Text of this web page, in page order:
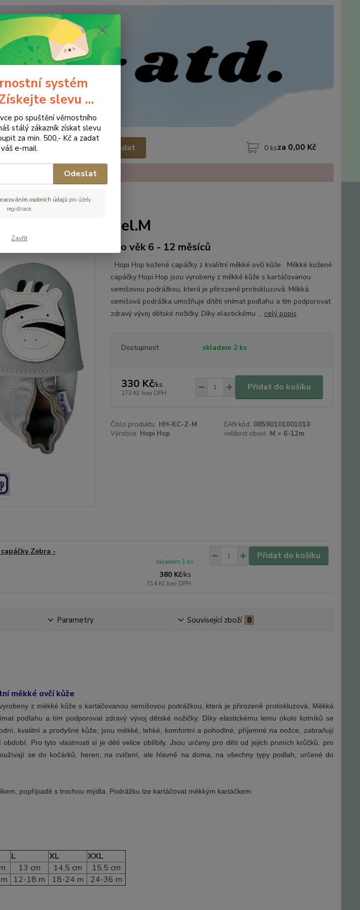
ZBOŹÍ KONTAKTY
Hledat 0 ksza 0,00 Kč
Hop Kožené capáčky Zebra - vel.M
Zebra - vel.M
pro věk 6 - 12 měsíců
Hopi Hop kožené capáčky z kvalitní měkké ovčí kůže Měkké kožené
capáčky Hopi Hop jsou vyrobeny z měkké kůže s kartáčovanou
semišovou podrážkou, která je přirozeně protiskluzová. Měkká
semišová podrážka umožňuje dítěti vnímat podlahu a tím podporovat
zdravý vývoj dětské nožičky. Díky elastickému ... celý popis
Dostupnost skladem 2 ks
330 Kč/ks
273 Kč bez DPH
Přidat do košíku
Číslo produktu: HH-KC-Z-M EAN kód: 08590101001010
Výrobce: Hopi Hop velikost obuvi: M = 6-12m
Zebra -
380 Kč/ks
314 Kč bez DPH
skladem 1 ks
Přidat do košíku
Parametry Související zboží 8
měkké ovčí kůže
z měkké kůže s kartáčovanou semišovou podrážkou, která je přirozeně protiskluzová. Měkká
podlahu a tím podporovat zdravý vývoj dětské nožičky. Díky elastickému lemu okolo kotníků se
kvalitní a prodyšné kůže, jsou měkké, lehké, komfortní a pohodlné, příjemné na nožce, zabraňují
Pro tyto vlastnosti si je děti velice oblíbily. Jsou určeny pro děti od jejich prvních krůčků, pro
se do kočárků, heren, na cvičení, ale hlavně na doma, na všechny typy podlah, určené do
popřípadě s trochou mýdla. Podrážku lze kartáčovat měkkým kartáčkem.
L XL
XXL
13 cm 14,5 cm
15,5 cm
12-18 m 18-24 m 24-36 m
systém
slevu ...
po spuštění věrnostního
stálý zákazník získat slevu
za min. 500,- Kč a zadat
váš e-mail.
Odeslat
osobních údajůpro účely
registrace.
Zavřít